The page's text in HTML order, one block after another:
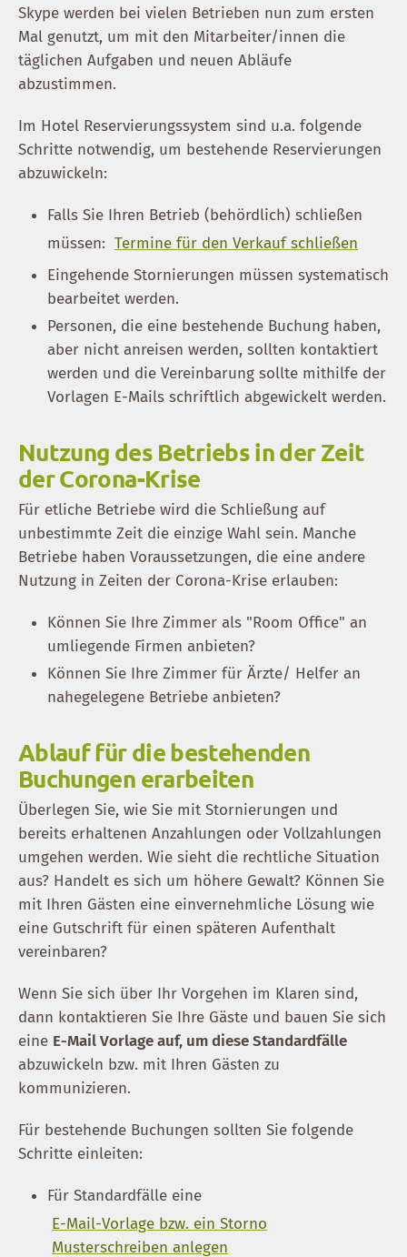
Skype werden bei vielen Betrieben nun zum ersten
Mal genutzt, um mit den Mitarbeiter/innen die
täglichen Aufgaben und neuen Abläufe
abzustimmen.
Im Hotel Reservierungssystem sind u.a. folgende
Schritte notwendig, um bestehende Reservierungen
abzuwickeln:
Falls Sie Ihren Betrieb (behördlich) schließen
müssen: Termine für den Verkauf schließen
Eingehende Stornierungen müssen systematisch
bearbeitet werden.
Personen, die eine bestehende Buchung haben,
aber nicht anreisen werden, sollten kontaktiert
werden und die Vereinbarung sollte mithilfe der
Vorlagen E-Mails schriftlich abgewickelt werden.
Nutzung des Betriebs in der Zeit
der Corona-Krise
Für etliche Betriebe wird die Schließung auf
unbestimmte Zeit die einzige Wahl sein. Manche
Betriebe haben Voraussetzungen, die eine andere
Nutzung in Zeiten der Corona-Krise erlauben:
Können Sie Ihre Zimmer als "Room Office" an
umliegende Firmen anbieten?
Können Sie Ihre Zimmer für Ärzte/ Helfer an
nahegelegene Betriebe anbieten?
Ablauf für die bestehenden
Buchungen erarbeiten
Überlegen Sie, wie Sie mit Stornierungen und
bereits erhaltenen Anzahlungen oder Vollzahlungen
umgehen werden. Wie sieht die rechtliche Situation
aus? Handelt es sich um höhere Gewalt? Können Sie
mit Ihren Gästen eine einvernehmliche Lösung wie
eine Gutschrift für einen späteren Aufenthalt
vereinbaren?
Wenn Sie sich über Ihr Vorgehen im Klaren sind,
dann kontaktieren Sie Ihre Gäste und bauen Sie sich
eine E-Mail Vorlage auf, um diese Standardfälle
abzuwickeln bzw. mit Ihren Gästen zu
kommunizieren.
Für bestehende Buchungen sollten Sie folgende
Schritte einleiten:
Für Standardfälle eine
E-Mail-Vorlage bzw. ein Storno
Musterschreiben anlegen